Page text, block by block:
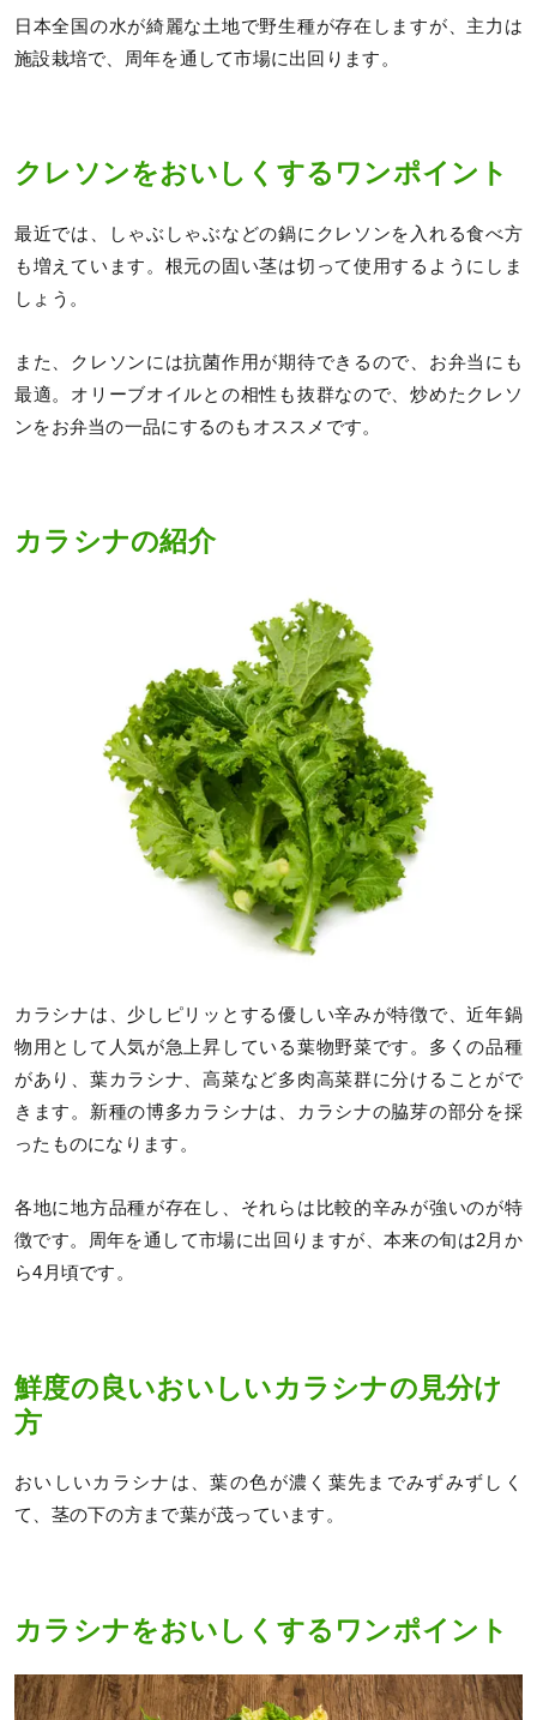
日本全国の水が綺麗な土地で野生種が存在しますが、主力は
施設栽培で、周年を通して市場に出回ります。
クレソンをおいしくするワンポイント
最近では、しゃぶしゃぶなどの鍋にクレソンを入れる食べ方
も増えています。根元の固い茎は切って使用するようにしま
しょう。
また、クレソンには抗菌作用が期待できるので、お弁当にも
最適。オリーブオイルとの相性も抜群なので、炒めたクレソ
ンをお弁当の一品にするのもオススメです。
カラシナの紹介
カラシナは、少しピリッとする優しい辛みが特徴で、近年鍋
物用として人気が急上昇している葉物野菜です。多くの品種
があり、葉カラシナ、高菜など多肉高菜群に分けることがで
きます。新種の博多カラシナは、カラシナの脇芽の部分を採
ったものになります。
各地に地方品種が存在し、それらは比較的辛みが強いのが特
徴です。周年を通して市場に出回りますが、本来の旬は2月か
ら4月頃です。
鮮度の良いおいしいカラシナの見分け
方
おいしいカラシナは、葉の色が濃く葉先までみずみずしく
て、茎の下の方まで葉が茂っています。
カラシナをおいしくするワンポイント